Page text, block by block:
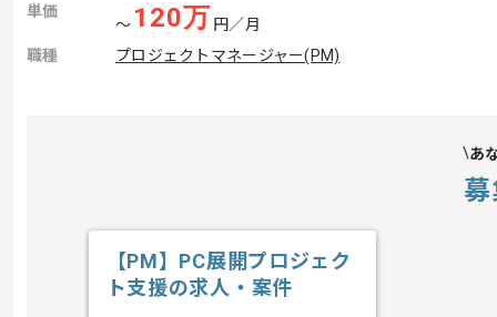
単価
〜 120万 円／月
職種
プロジェクトマネージャー(PM)
あ
【PM】PC展開プロジェク
ト支援の求人・案件